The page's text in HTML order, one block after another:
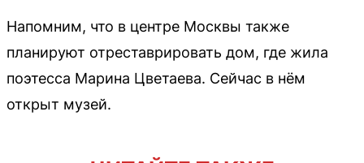
Напомним, что в центре Москвы также
планируют отреставрировать дом, где жила
поэтесса Марина Цветаева. Сейчас в нём
открыт музей.